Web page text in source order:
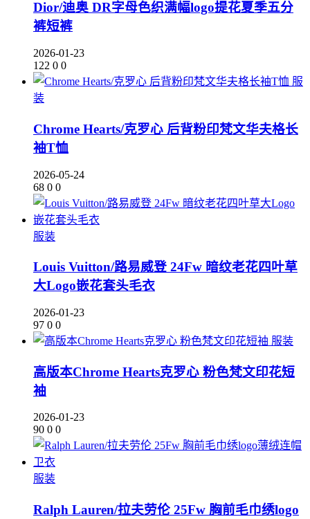
Dior/迪奥 DR字母色织满幅logo提花夏季五分
裤短裤
2026-01-23
122 0 0
服
装
Chrome Hearts/克罗心 后背粉印梵文华夫格长
袖T恤
2026-05-24
68 0 0
服装
Louis Vuitton/路易威登 24Fw 暗纹老花四叶草
大Logo嵌花套头毛衣
2026-01-23
97 0 0
服装
高版本Chrome Hearts克罗心 粉色梵文印花短
袖
2026-01-23
90 0 0
服装
Ralph Lauren/拉夫劳伦 25Fw 胸前毛巾绣logo